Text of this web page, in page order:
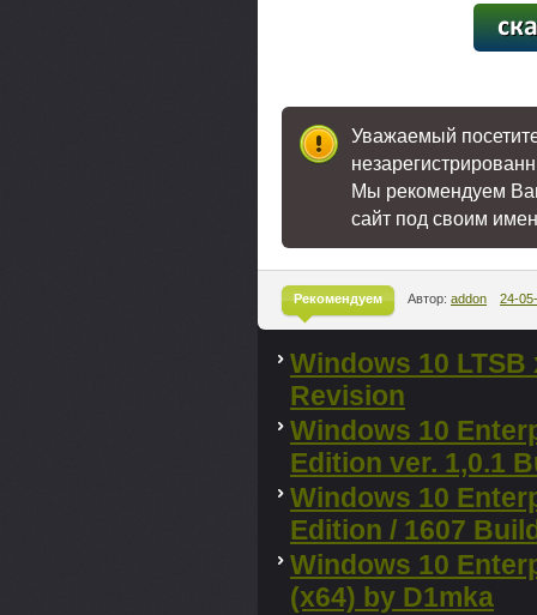
Уважаемый
Мы рекомендуем
сайт под своим
Рекомендуем
^
Автор:addon 24-
Windows 10 LTSB
Revision
Windows 10
Edition ver. 1,0.1
Windows 10
Edition / 1607
Windows 10
(x64) by D1mka